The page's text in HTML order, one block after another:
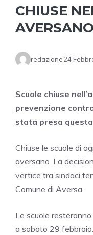
CHIUSE
redazione24
Scuole chiuse
prevenzione
stata presa
Chiuse le scuole di
aversano. La
vertice tra sindaci
Comune di Aversa.
Le scuole
a sabato 29